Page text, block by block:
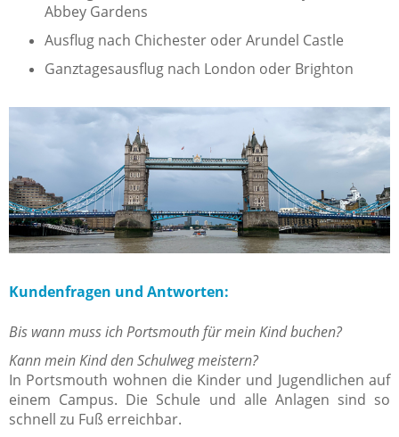
Abbey Gardens
Ausflug nach Chichester oder Arundel Castle
Ganztagesausflug nach London oder Brighton
Kundenfragen und Antworten:
Bis wann muss ich Portsmouth für mein Kind buchen?
Kann mein Kind den Schulweg meistern?
In Portsmouth wohnen die Kinder und Jugendlichen auf
einem Campus. Die Schule und alle Anlagen sind so
schnell zu Fuß erreichbar.